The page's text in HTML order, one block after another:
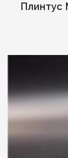
Плинтус